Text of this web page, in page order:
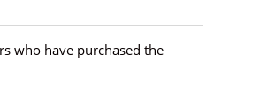
who have purchased the